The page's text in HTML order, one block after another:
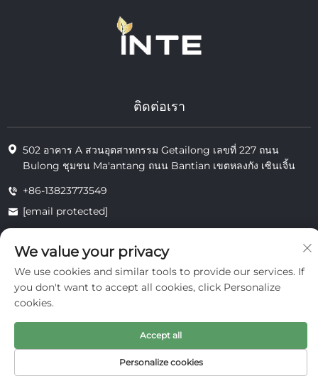
ติดต่อเรา
502 อาคาร A สวนอุตสาหกรรม Getailong เลขที่ 227 ถนน
Bulong ชุมชน Ma'antang ถนน Bantian เขตหลงกัง เซินเจิ้น
+86-13823773549
[email protected]
ความเป็นส่วนตัว
We value your privacy
We use cookies and similar tools to provide our services. If
you don't want to accept all cookies, click Personalize
cookies.
Personalize cookies
Accept all